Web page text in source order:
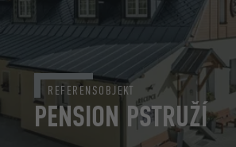
PENSION PSTRUŽÍ
REFERENSOBJEKT